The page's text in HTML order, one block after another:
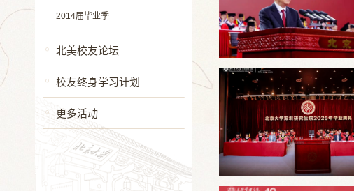
2014届毕业季
北美校友论坛
校友终身学习计划
更多活动